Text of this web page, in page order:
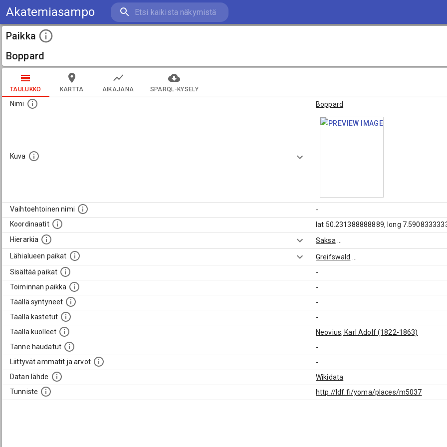
Akatemiasampo
Paikka
Boppard
TAULUKKO KARTTA AIKAJANA SPARQL-KYSELY
Nimi Boppard
Kuva
Vaihtoehtoinen nimi
-
Koordinaatit
lat 50.231388888889, long
Hierarkia
Saksa
Lähialueen paikat
Greifswald
Sisältää paikat
-
Toiminnan paikka
-
Täällä syntyneet
-
Täällä kastetut
-
Täällä kuolleet
Neovius, Karl Adolf (1822-1863)
Tänne haudatut
-
Liittyvät ammatit ja arvot
-
Datan lähde
Wikidata
Tunniste
http://ldf.fi/yoma/places/m5037